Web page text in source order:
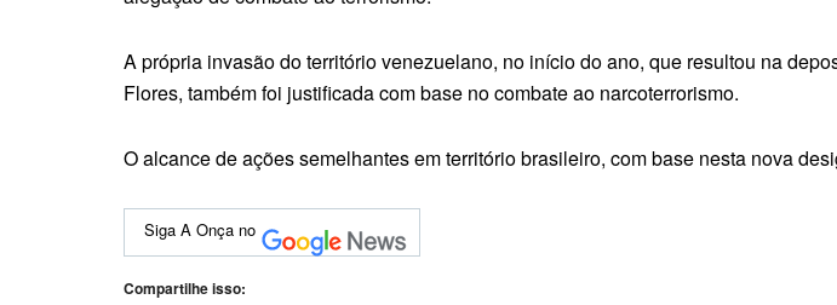
A própria invasão do território venezuelano, no início do ano, que resultou na
Flores, também foi justificada com base no combate ao narcoterrorismo.
O alcance de ações semelhantes em território brasileiro, com base nesta nova
Siga A Onça no
Compartilhe isso: